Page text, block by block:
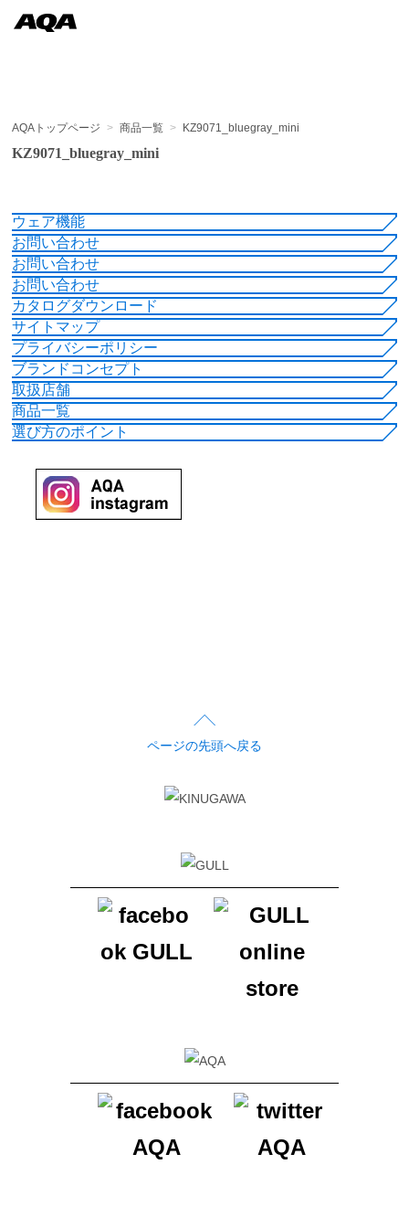
AQAトップページ > 商品一覧 > KZ9071_bluegray_mini
KZ9071_bluegray_mini
ウェア機能
お問い合わせ
お問い合わせ
お問い合わせ
カタログダウンロード
サイトマップ
プライバシーポリシー
ブランドコンセプト
取扱店舗
商品一覧
選び方のポイント
ページの先頭へ戻る